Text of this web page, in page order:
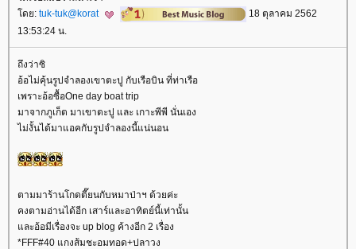
ดย: tuk-tuk@korat
18 ตุลาคม 2562
13:53:24 น.
ถึงว่าซิ
อ้อไม่คุ้นรูปจำลองเขาตะปู กับเรือบิน ที่ท่าเรือ
เพราะอ้อซื้อOne day boat trip
มาจากภูเก็ต มาเขาตะปู และ เกาะพีพี นั่นเอง
ไม่งั้นได้มาแอคกับรูปจำลองนี้แน่นอน
ตามมาร้านโกดตี๊ยนกับหมาป่าฯ ด้วยค่ะ
คงตามอ่านได้อีก เสาร์และอาทิตย์นี้เท่านั้น
ละอ้อมีเรื่องจะ up blog ค้างอีก 2 เรื่อง
*FFF#40 แกงส้มชะอมทอด+ปลาวง